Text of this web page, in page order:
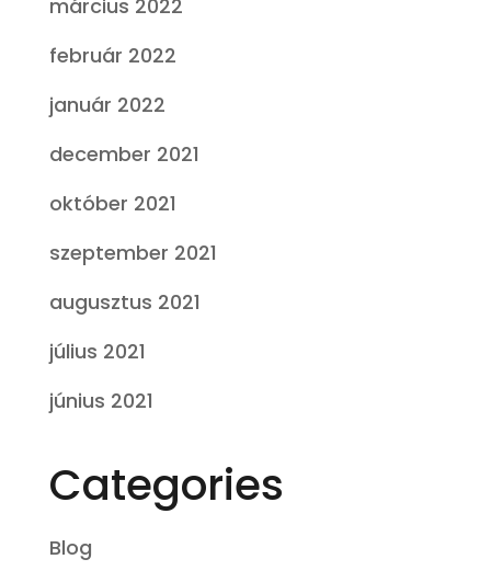
március 2022
február 2022
január 2022
december 2021
október 2021
szeptember 2021
augusztus 2021
július 2021
június 2021
Categories
Blog